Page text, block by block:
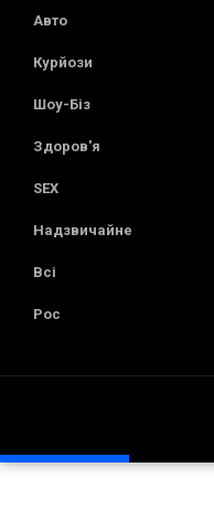
Авто
Курйози
Шоу-Біз
Здоров'я
SEX
Надзвичайне
Всі
Рос